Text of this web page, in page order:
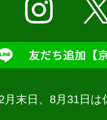
末日、8月31日